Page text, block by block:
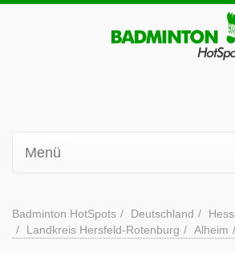
Menü
Badminton HotSpots Deutschland
Landkreis Hersfeld-Rotenburg
Alheim